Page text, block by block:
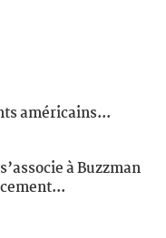
américains...
à Buzzman